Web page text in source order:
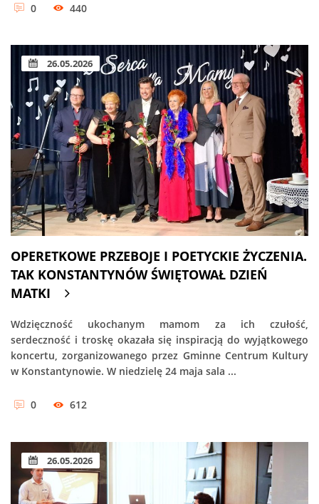
0 440
26.05.2026
OPERETKOWE PRZEBOJE I POETYCKIE ŻYCZENIA.
TAK KONSTANTYNÓW ŚWIĘTOWAŁ DZIEŃ
MATKI
Wdzięczność ukochanym mamom za ich czułość,
serdeczność i troskę okazała się inspiracją do wyjątkowego
koncertu, zorganizowanego przez Gminne Centrum Kultury
w Konstantynowie. W niedzielę 24 maja sala ...
0 612
26.05.2026